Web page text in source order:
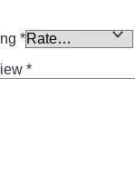
*
*